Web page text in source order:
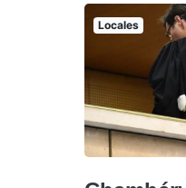
Locales